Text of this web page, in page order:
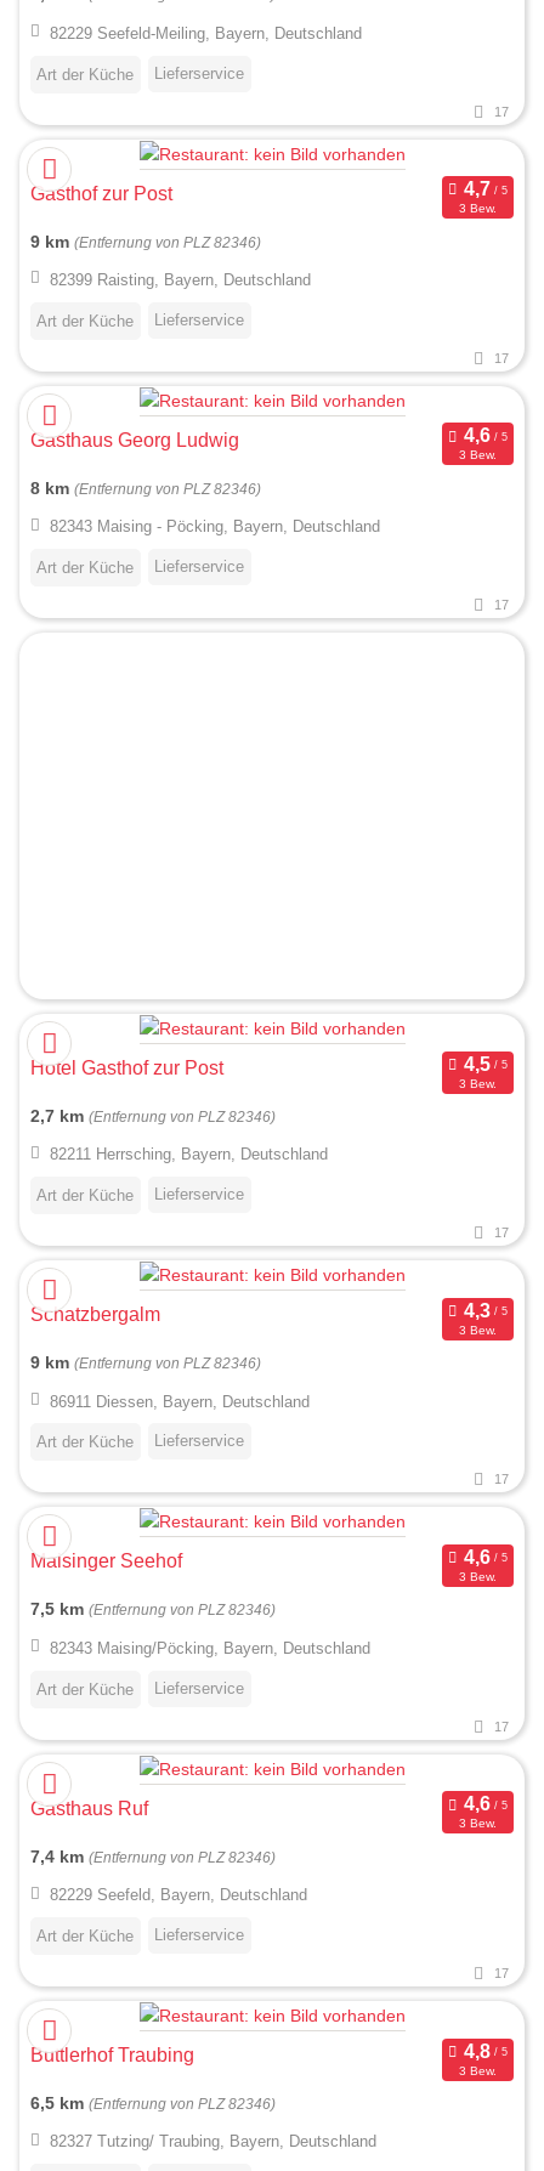
82229 Seefeld-Meiling, Bayern, Deutschland
Art der Küche Lieferservice
17
Gasthof zur Post
3 Bew.
9 km (Entfernung von PLZ 82346)
82399 Raisting, Bayern, Deutschland
Art der Küche Lieferservice
17
Gasthaus Georg Ludwig
3 Bew.
8 km (Entfernung von PLZ 82346)
82343 Maising - Pöcking, Bayern, Deutschland
Art der Küche Lieferservice
17
Hotel Gasthof zur Post
3 Bew.
2,7 km (Entfernung von PLZ 82346)
82211 Herrsching, Bayern, Deutschland
Art der Küche Lieferservice
17
Schatzbergalm
3 Bew.
9 km (Entfernung von PLZ 82346)
86911 Diessen, Bayern, Deutschland
Art der Küche Lieferservice
17
Maisinger Seehof
3 Bew.
7,5 km (Entfernung von PLZ 82346)
82343 Maising/Pöcking, Bayern, Deutschland
Art der Küche Lieferservice
17
Gasthaus Ruf
3 Bew.
7,4 km (Entfernung von PLZ 82346)
82229 Seefeld, Bayern, Deutschland
Art der Küche Lieferservice
17
Buttlerhof Traubing
3 Bew.
6,5 km (Entfernung von PLZ 82346)
82327 Tutzing/ Traubing, Bayern, Deutschland